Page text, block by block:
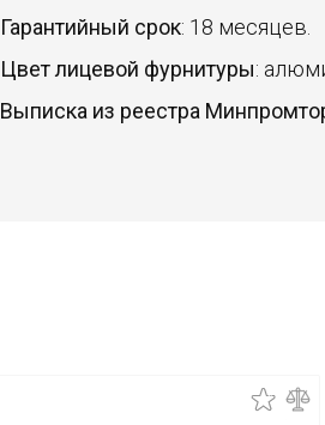
Гарантийный срок: 18 месяцев.
Цвет лицевой фурнитуры:
Выписка из реестра